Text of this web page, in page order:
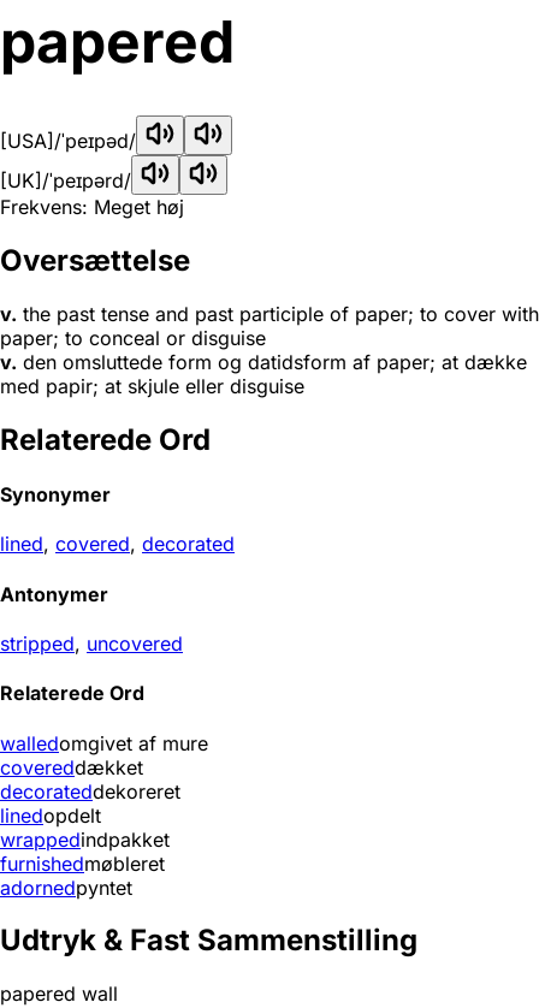
papered
[USA] /ˈpeɪpəd/
[UK] /ˈpeɪpərd/
Frekvens: Meget høj
Oversættelse
v. the past tense and past participle of paper; to cover with
paper; to conceal or disguise
v. den omsluttede form og datidsform af paper; at dække
med papir; at skjule eller disguise
Relaterede Ord
Synonymer
lined, covered, decorated
Antonymer
stripped, uncovered
Relaterede Ord
walledomgivet af mure
covereddækket
decorateddekoreret
linedopdelt
wrappedindpakket
furnishedmøbleret
adornedpyntet
Udtryk & Fast Sammenstilling
papered wall